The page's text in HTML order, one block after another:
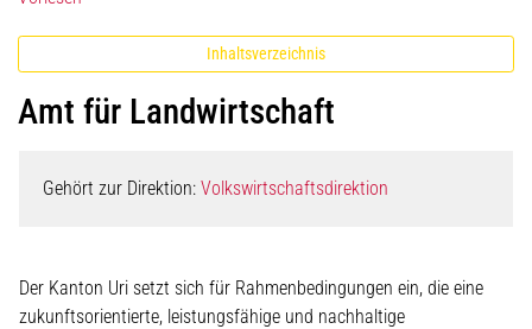
Inhaltsverzeichnis
Amt für Landwirtschaft
Gehört zur Direktion: Volkswirtschaftsdirektion
Der Kanton Uri setzt sich für Rahmenbedingungen ein, die eine
zukunftsorientierte, leistungsfähige und nachhaltige